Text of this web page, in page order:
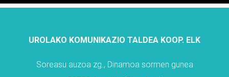
UROLAKO KOMUNIKAZIO TALDEA KOOP. ELK
Soreasu auzoa zg., Dinamoa sormen gunea